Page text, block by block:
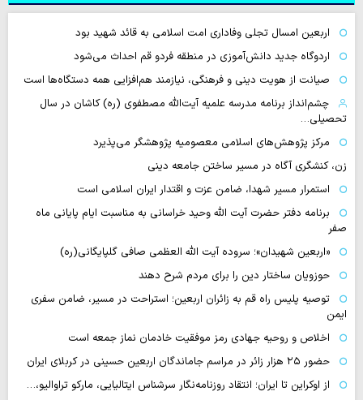
اربعین امسال تجلی وفاداری امت اسلامی به قائد شهید بود
اردوگاه جدید دانش‌آموزی در منطقه فردو قم احداث می‌شود
صیانت از هویت دینی و فرهنگی، نیازمند هم‌افزایی همه دستگاه‌ها است
چشم‌انداز برنامه مدرسه علمیه آیت‌الله مصطفوی (ره) کاشان در سال
تحصیلی…
مرکز پژوهش‌های اسلامی معصومیه پژوهشگر می‌پذیرد
زن، کنشگری آگاه در مسیر ساختن جامعه دینی
استمرار مسیر شهدا، ضامن عزت و اقتدار ایران اسلامی است
برنامه دفتر حضرت آیت الله وحید خراسانی به مناسبت ایام پایانی ماه
صفر
«اربعین شهیدان»؛ سروده آیت الله العظمی صافی گلپایگانی(ره)
حوزویان ساختار دین را برای مردم شرح دهند
توصیه پلیس راه قم به زائران اربعین؛ استراحت در مسیر، ضامن سفری
ایمن
اخلاص و روحیه جهادی رمز موفقیت خادمان نماز جمعه است
حضور ۲۵ هزار زائر در مراسم جاماندگان اربعین حسینی در کربلای ایران
از اوکراین تا ایران؛ انتقاد روزنامه‌نگار سرشناس ایتالیایی، مارکو تراوالیو،…